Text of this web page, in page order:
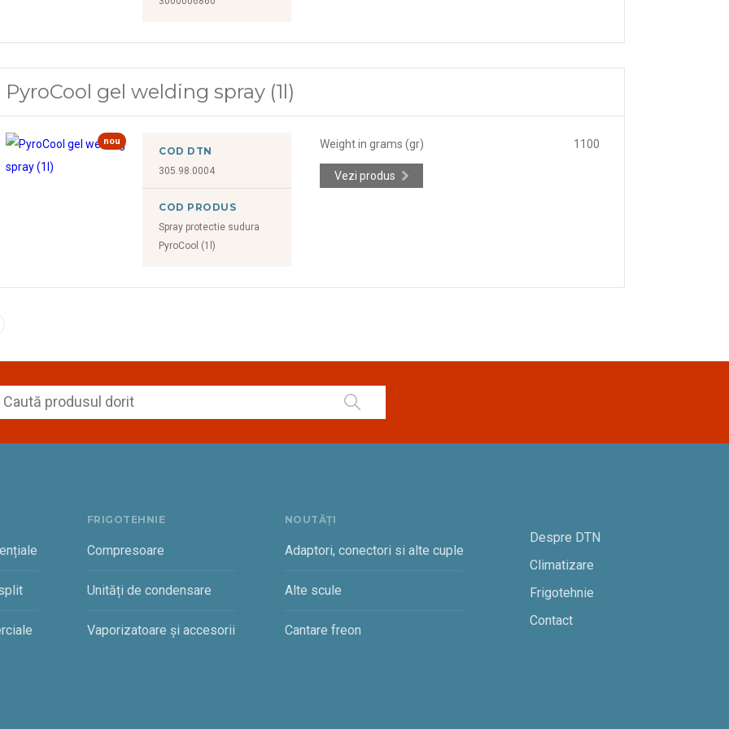
PyroCool gel welding spray (1l)
nou
COD DTN
305.98.0004
COD PRODUS
Spray protectie sudura
PyroCool (1l)
Weight in grams (gr) 1100
Vezi produs
FRIGOTEHNIE
Compresoare
Unități de condensare
Vaporizatoare și accesorii
NOUTĂȚI
Adaptori, conectori si alte cuple
Alte scule
Cantare freon
Despre DTN
Climatizare
Frigotehnie
Contact